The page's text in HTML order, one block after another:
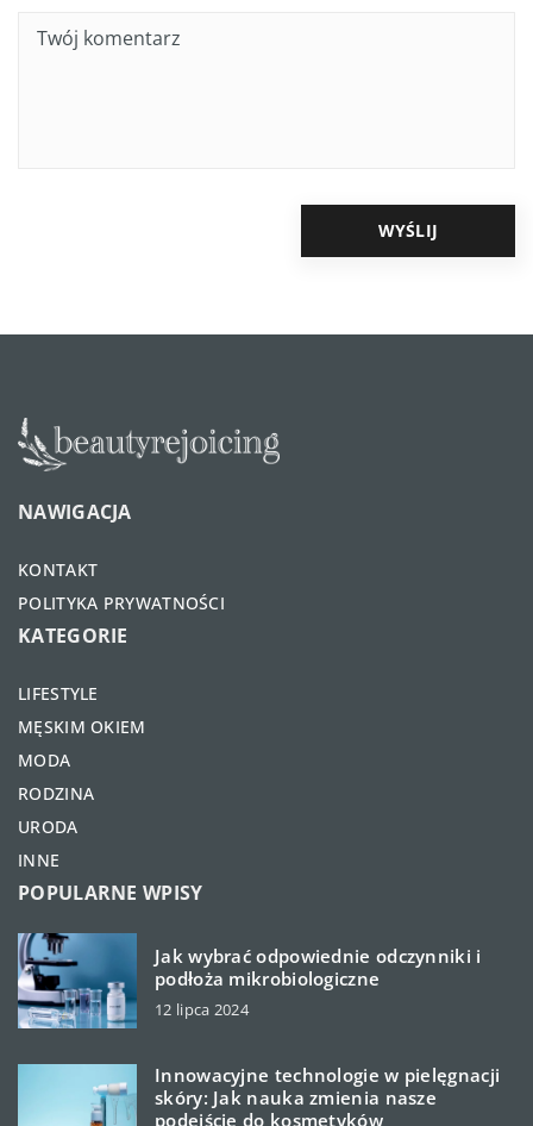
NAWIGACJA
KONTAKT
POLITYKA PRYWATNOŚCI
KATEGORIE
LIFESTYLE
MĘSKIM OKIEM
MODA
RODZINA
URODA
INNE
POPULARNE WPISY
Jak wybrać odpowiednie odczynniki i
podłoża mikrobiologiczne
12 lipca 2024
Innowacyjne technologie w pielęgnacji
skóry: Jak nauka zmienia nasze
podejście do kosmetyków